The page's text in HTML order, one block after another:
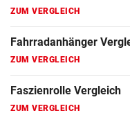
ZUM VERGLEICH
Ergometer Vergleich
ZUM VERGLEICH
Fahrrad Test
ZUM VERGLEICH